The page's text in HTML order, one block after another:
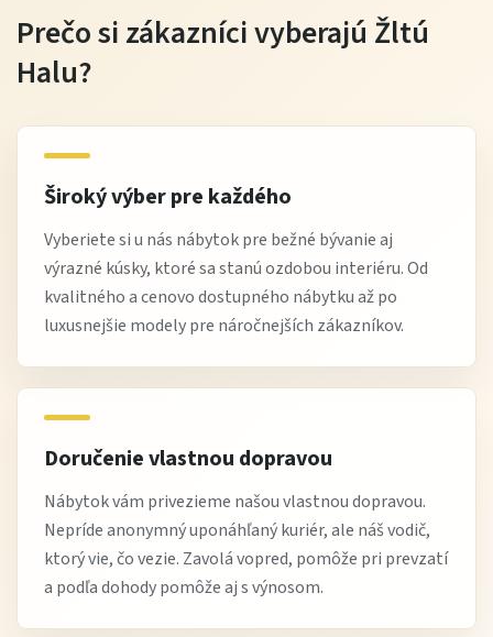
Tip od Žltej Haly
Pri rozkladacej pohovke na každodenné spanie
alebo chránič matraca. Zvyšuje komfort spánku a
zároveň predlžuje životnosť celej spánkovej plochy.
Výhody nákupu na Žltej Hale
Overená kvalita nábytkuod spoľahlivých európskych
výborný pomer cena / komfort / praktickosť
pri vybraných produktoch možnosť platby až po dodaní
doprava až k vám domov s možnosťou výnosu
odborné poradenstvo pri výbere vhodného riešenia na
spanie
Čo si zákazníci na tejto pohovke najviac obľúbili
Zákazníci si najčastejšie pochvaľujúfunkciu
Prečo si zákazníci vyberajú Žltú
Halu?
Široký výber pre každého
Vyberiete si u nás nábytok pre bežné bývanie aj
výrazné kúsky, ktoré sa stanú ozdobou interiéru. Od
kvalitného a cenovo dostupného nábytku až po
luxusnejšie modely pre náročnejších zákazníkov.
Doručenie vlastnou dopravou
Nábytok vám privezieme našou vlastnou dopravou.
Nepríde anonymný uponáhľaný kuriér, ale náš vodič,
ktorý vie, čo vezie. Zavolá vopred, pomôže pri prevzatí
a podľa dohody pomôže aj s výnosom.